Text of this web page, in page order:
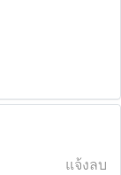
แจ้งลบ